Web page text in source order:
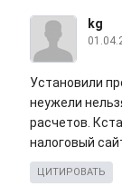
kg
Установили
неужели
расчетов.
налоговый
ЦИТИРОВАТЬ